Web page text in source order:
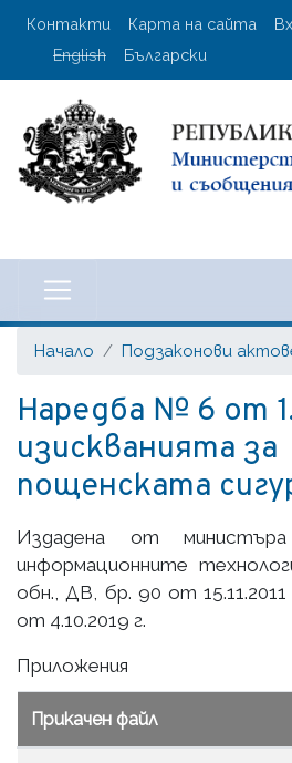
User account menu
Контакти Карта на сайта
English
Български
на
Начало Подзаконови
Наредба № 6 от
изискванията за
пощенската
Издадена от
информационните
обн., ДВ, бр. 90 от 15.11.2011
от 4.10.2019 г.
Приложения
Прикачен файл